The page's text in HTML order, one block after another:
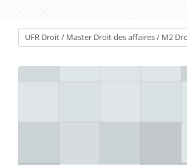
Catégories de cours